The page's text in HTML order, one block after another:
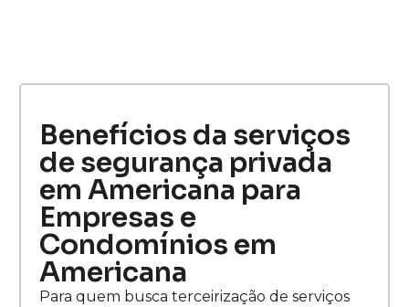
Benefícios da serviços
de segurança privada
em Americana para
Empresas e
Condomínios em
Americana
Para quem busca terceirização de serviços